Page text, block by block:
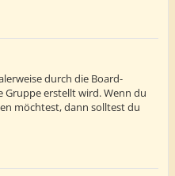
durch die Board-
erstellt wird. Wenn du
möchtest, dann solltest du